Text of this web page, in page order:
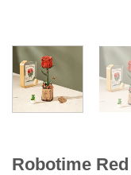
Robotime